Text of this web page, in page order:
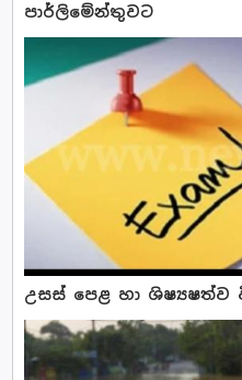
පාර්ලිමේන්තුවට
උසස් පෙළ හා ශිෂ්‍යෂත්ව